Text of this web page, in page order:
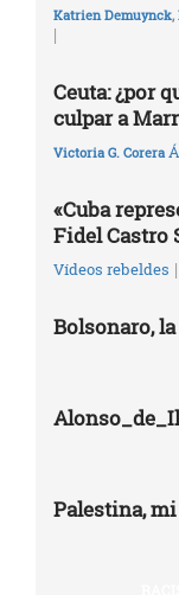
Katrien Demuynck,
|
Ceuta: ¿por
culpar a
Victoria G. Corera
«Cuba
Fidel Castro
Vídeos rebeldes |
Bolsonaro,
Palestina,